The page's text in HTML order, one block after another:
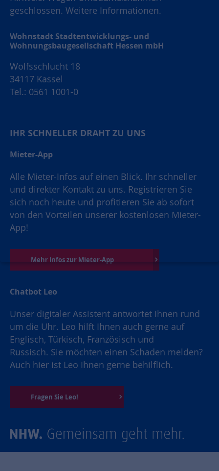
geschlossen. Weitere Informationen.
Wohnstadt Stadtentwicklungs- und
Wohnungsbaugesellschaft Hessen mbH
Wolfsschlucht 18
34117 Kassel
Tel.: 0561 1001-0
IHR SCHNELLER DRAHT ZU UNS
Mieter-App
Alle Mieter-Infos auf einen Blick. Ihr schneller
und direkter Kontakt zu uns. Registrieren Sie
sich noch heute und profitieren Sie ab sofort
von den Vorteilen unserer kostenlosen Mieter-
App!
Mehr Infos zur Mieter-App
Chatbot Leo
Unser digitaler Assistent antwortet Ihnen rund
um die Uhr. Leo hilft Ihnen auch gerne auf
Englisch, Türkisch, Französisch und
Russisch. Sie möchten einen Schaden melden?
Auch hier ist Leo Ihnen gerne behilflich.
Fragen Sie Leo!